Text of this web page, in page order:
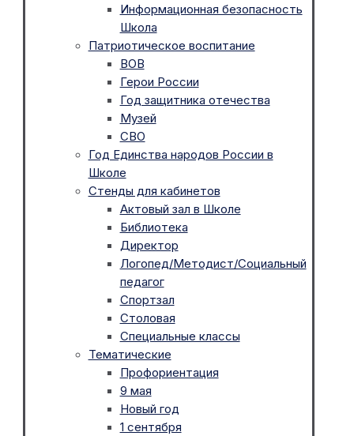
Информационная безопасность
Школа
Патриотическое воспитание
ВОВ
Герои России
Год защитника отечества
Музей
СВО
Год Единства народов России в
Школе
Стенды для кабинетов
Актовый зал в Школе
Библиотека
Директор
Логопед/Методист/Социальный
педагог
Спортзал
Столовая
Специальные классы
Тематические
Профориентация
9 мая
Новый год
1 сентября